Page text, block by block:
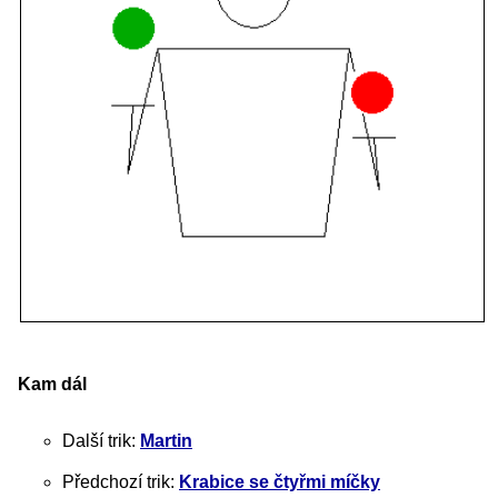
Kam dál
Další trik: Martin
Předchozí trik: Krabice se čtyřmi míčky